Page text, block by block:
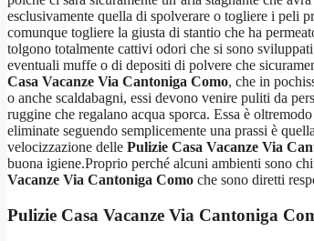
esclusivamente quella di spolverare o togliere i peli
comunque togliere la giusta di stantio che ha
tolgono totalmente cattivi odori che si sono
eventuali muffe o di depositi di polvere che
Casa Vacanze Via Cantoniga Como, che in
o anche scaldabagni, essi devono venire puliti da
ruggine che regalano acqua sporca. Essa è
eliminate seguendo semplicemente una prassi è
velocizzazione delle Pulizie Casa Vacanze Via
buona igiene.Proprio perché alcuni ambienti sono
Vacanze Via Cantoniga Como che sono diretti
Pulizie Casa Vacanze Via Cantoniga